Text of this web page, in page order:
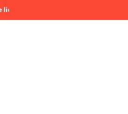
com "Bake Off Brasil" e "SBT